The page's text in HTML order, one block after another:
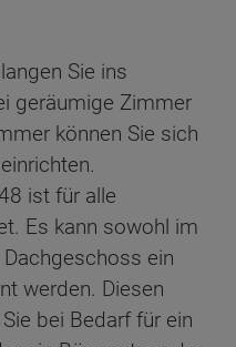
Sie ins
geräumige Zimmer
können Sie sich
ist für alle
Es kann sowohl im
ein
werden. Diesen
bei Bedarf für ein